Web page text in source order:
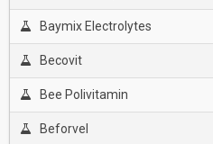
Baymix Electrolytes
Becovit
Bee Polivitamin
Beforvel